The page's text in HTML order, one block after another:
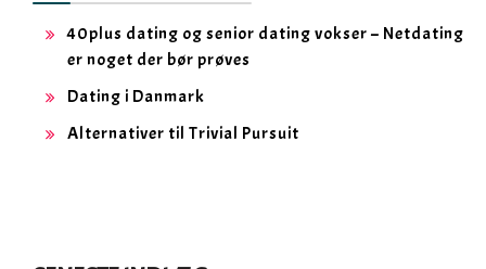
40plus dating og senior dating vokser – Netdating
er noget der bør prøves
Dating i Danmark
Alternativer til Trivial Pursuit